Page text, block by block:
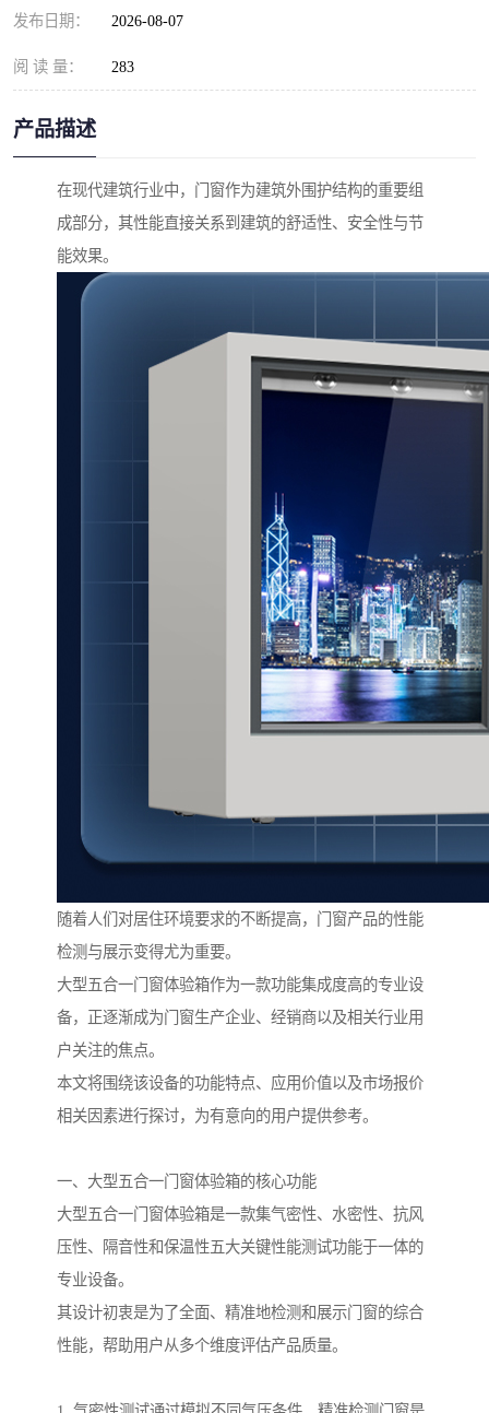
发布日期： 2026-08-07
阅 读 量： 283
产品描述
在现代建筑行业中，门窗作为建筑外围护结构的重要组
成部分，其性能直接关系到建筑的舒适性、安全性与节
能效果。
随着人们对居住环境要求的不断提高，门窗产品的性能
检测与展示变得尤为重要。
大型五合一门窗体验箱作为一款功能集成度高的专业设
备，正逐渐成为门窗生产企业、经销商以及相关行业用
户关注的焦点。
本文将围绕该设备的功能特点、应用价值以及市场报价
相关因素进行探讨，为有意向的用户提供参考。
一、大型五合一门窗体验箱的核心功能
大型五合一门窗体验箱是一款集气密性、水密性、抗风
压性、隔音性和保温性五大关键性能测试功能于一体的
专业设备。
其设计初衷是为了全面、精准地检测和展示门窗的综合
性能，帮助用户从多个维度评估产品质量。